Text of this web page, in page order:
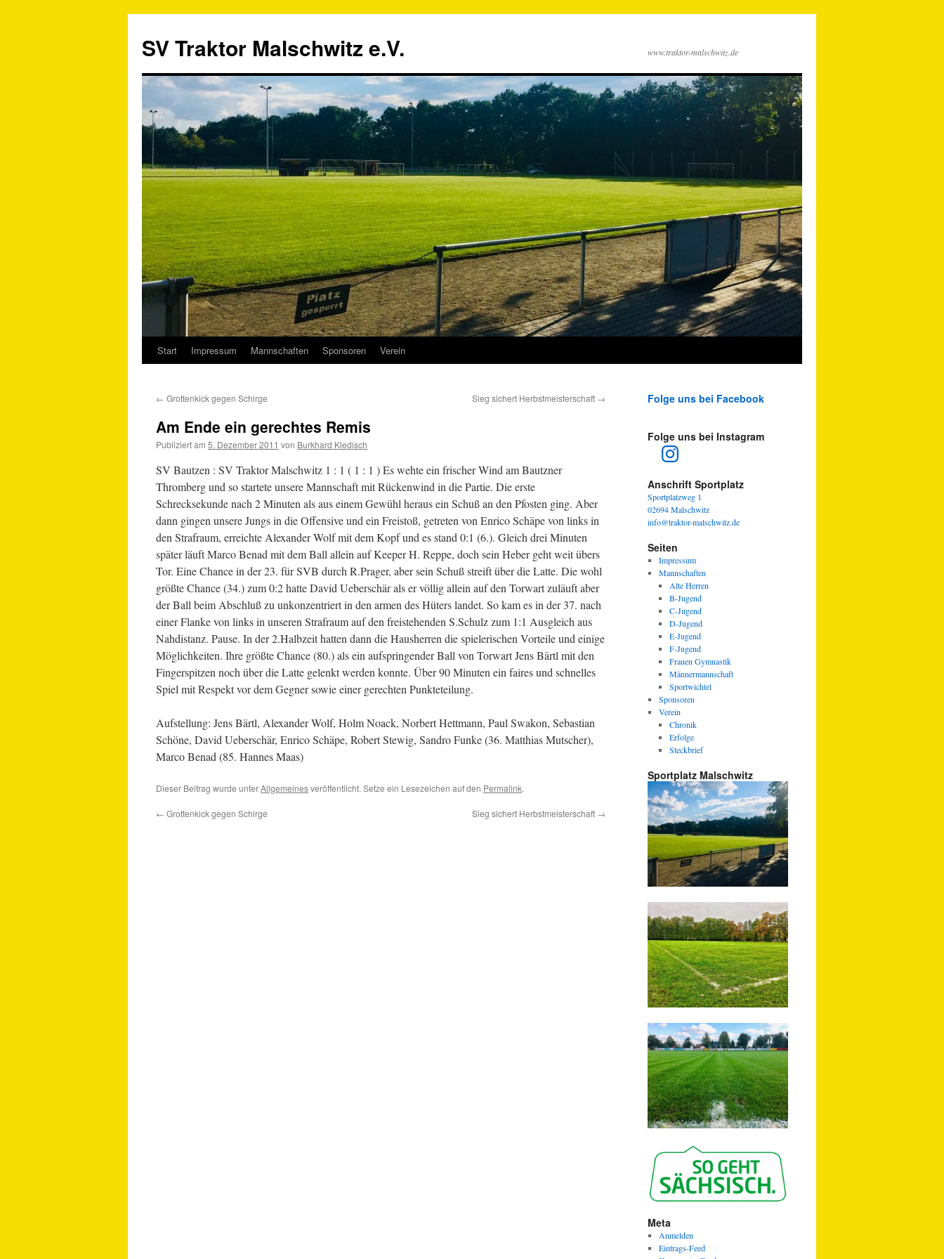
SV Traktor Malschwitz e.V. www.traktor-malschwitz.de
Springe
Inhalt
Start Impressum Mannschaften Sponsoren Verein
← Grottenkick gegen Schirge Sieg sichert Herbstmeisterschaft →
Am Ende ein gerechtes Remis
Publiziert am 5. Dezember 2011 von Burkhard Kledisch
SV Bautzen : SV Traktor Malschwitz 1 : 1 ( 1 : 1 ) Es wehte ein frischer Wind am Bautzner
Thromberg und so startete unsere Mannschaft mit Rückenwind in die Partie. Die erste
Schrecksekunde nach 2 Minuten als aus einem Gewühl heraus ein Schuß an den Pfosten ging. Aber
dann gingen unsere Jungs in die Offensive und ein Freistoß, getreten von Enrico Schäpe von links in
den Strafraum, erreichte Alexander Wolf mit dem Kopf und es stand 0:1 (6.). Gleich drei Minuten
später läuft Marco Benad mit dem Ball allein auf Keeper H. Reppe, doch sein Heber geht weit übers
Tor. Eine Chance in der 23. für SVB durch R.Prager, aber sein Schuß streift über die Latte. Die wohl
größte Chance (34.) zum 0:2 hatte David Ueberschär als er völlig allein auf den Torwart zuläuft aber
der Ball beim Abschluß zu unkonzentriert in den armen des Hüters landet. So kam es in der 37. nach
einer Flanke von links in unseren Strafraum auf den freistehenden S.Schulz zum 1:1 Ausgleich aus
Nahdistanz. Pause. In der 2.Halbzeit hatten dann die Hausherren die spielerischen Vorteile und einige
Möglichkeiten. Ihre größte Chance (80.) als ein aufspringender Ball von Torwart Jens Bärtl mit den
Fingerspitzen noch über die Latte gelenkt werden konnte. Über 90 Minuten ein faires und schnelles
Spiel mit Respekt vor dem Gegner sowie einer gerechten Punkteteilung.
Aufstellung: Jens Bärtl, Alexander Wolf, Holm Noack, Norbert Hettmann, Paul Swakon, Sebastian
Schöne, David Ueberschär, Enrico Schäpe, Robert Stewig, Sandro Funke (36. Matthias Mutscher),
Marco Benad (85. Hannes Maas)
Dieser Beitrag wurde unterAllgemeinesveröffentlicht. Setze ein Lesezeichen auf den Permalink.
← Grottenkick gegen Schirge Sieg sichert Herbstmeisterschaft →
Folge uns bei Facebook
Folge uns bei Instagram
Instagram
Anschrift Sportplatz
Sportplatzweg 1
02694 Malschwitz
info@traktor-malschwitz.de
Seiten
Impressum
Mannschaften
Alte Herren
B-Jugend
C-Jugend
D-Jugend
E-Jugend
F-Jugend
Frauen Gymnastik
Männermannschaft
Sportwichtel
Sponsoren
Verein
Chronik
Erfolge
Steckbrief
Sportplatz Malschwitz
Meta
Anmelden
Eintrags-Feed